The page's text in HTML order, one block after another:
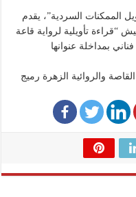
الممكنات السردية”، يقدم
“قراءة تأويلية لرواية قاعة
بمداخلة عنوانها
والروائية الزهرة رميج